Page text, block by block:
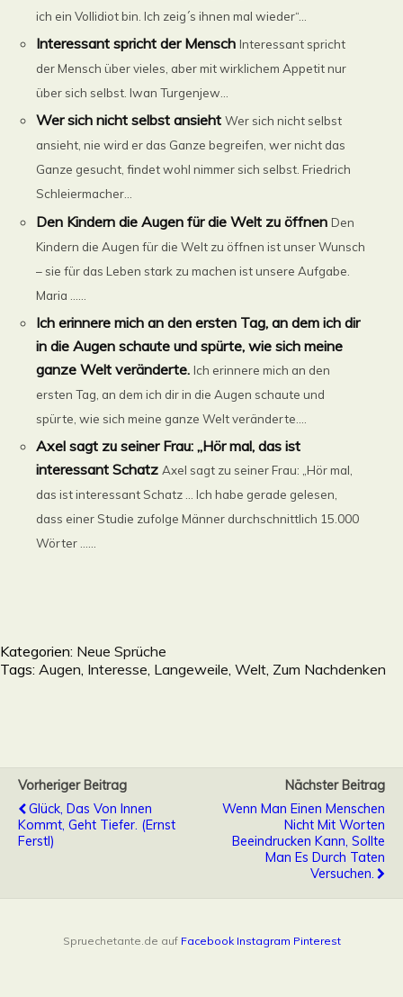
ich ein Vollidiot bin. Ich zeig´s ihnen mal wieder“...
Interessant spricht der Mensch Interessant spricht
der Mensch über vieles, aber mit wirklichem Appetit nur
über sich selbst. Iwan Turgenjew...
Wer sich nicht selbst ansieht Wer sich nicht selbst
ansieht, nie wird er das Ganze begreifen, wer nicht das
Ganze gesucht, findet wohl nimmer sich selbst. Friedrich
Schleiermacher...
Den Kindern die Augen für die Welt zu öffnen Den
Kindern die Augen für die Welt zu öffnen ist unser Wunsch
– sie für das Leben stark zu machen ist unsere Aufgabe.
Maria ......
Ich erinnere mich an den ersten Tag, an dem ich dir
in die Augen schaute und spürte, wie sich meine
ganze Welt veränderte. Ich erinnere mich an den
ersten Tag, an dem ich dir in die Augen schaute und
spürte, wie sich meine ganze Welt veränderte....
Axel sagt zu seiner Frau: „Hör mal, das ist
interessant Schatz Axel sagt zu seiner Frau: „Hör mal,
das ist interessant Schatz … Ich habe gerade gelesen,
dass einer Studie zufolge Männer durchschnittlich 15.000
Wörter ......
Kategorien: Neue Sprüche
Tags: Augen Interesse Langeweile Welt Zum Nachdenken
Vorheriger Beitrag
Glück, Das Von Innen
Kommt, Geht Tiefer. (Ernst
Ferstl)
Nächster Beitrag
Wenn Man Einen Menschen
Nicht Mit Worten
Beeindrucken Kann, Sollte
Man Es Durch Taten
Versuchen.
Spruechetante.de auf Facebook Instagram Pinterest